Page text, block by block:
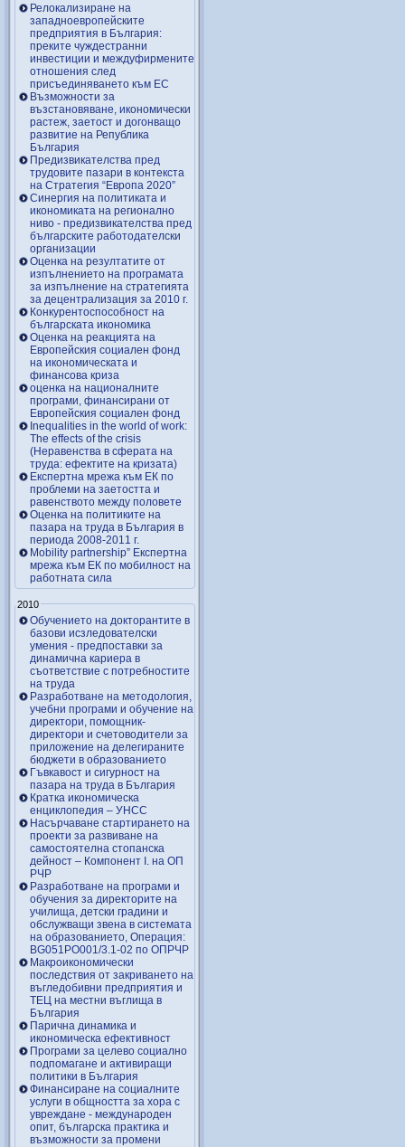
Релокализиране на
западноевропейските
предприятия в България:
преките чуждестранни
инвестиции и междуфирмените
отношения след
присъединяването към ЕС
Възможности за
възстановяване, икономически
растеж, заетост и догонващо
развитие на Република
България
Предизвикателства пред
трудовите пазари в контекста
на Стратегия “Европа 2020”
Синергия на политиката и
икономиката на регионално
ниво - предизвикателства пред
българските работодателски
организации
Оценка на резултатите от
изпълнението на програмата
за изпълнение на стратегията
за децентрализация за 2010 г.
Конкурентоспособност на
българската икономика
Оценка на реакцията на
Европейския социален фонд
на икономическата и
финансова криза
оценка на националните
програми, финансирани от
Европейския социален фонд
Inequalities in the world of work:
The effects of the crisis
(Неравенства в сферата на
труда: ефектите на кризата)
Експертна мрежа към ЕК по
проблеми на заетостта и
равенството между половете
Оценка на политиките на
пазара на труда в България в
периода 2008-2011 г.
Mobility partnership” Експертна
мрежа към ЕК по мобилност на
работната сила
2010
Обучението на докторантите в
базови исзледователски
умения - предпоставки за
динамична кариера в
съответствие с потребностите
на труда
Разработване на методология,
учебни програми и обучение на
директори, помощник-
директори и счетоводители за
приложение на делегираните
бюджети в образованието
Гъвкавост и сигурност на
пазара на труда в България
Кратка икономическа
енциклопедия – УНСС
Насърчаване стартирането на
проекти за развиване на
самостоятелна стопанска
дейност – Компонент I. на ОП
РЧР
Разработване на програми и
обучения за директорите на
училища, детски градини и
обслужващи звена в системата
на образованието, Операция:
BG051PO001/3.1-02 по ОПРЧР
Макроикономически
последствия от закриването на
въгледобивни предприятия и
ТЕЦ на местни въглища в
България
Парична динамика и
икономическа ефективност
Програми за целево социално
подпомагане и активиращи
политики в България
Финансиране на социалните
услуги в общността за хора с
увреждане - международен
опит, българска практика и
възможности за промени